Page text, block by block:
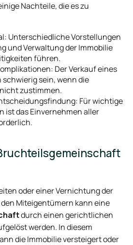
Nachteile, die es zu
Unterschiedliche Vorstellungen
und Verwaltung der Immobilie
führen.
Der Verkauf eines
sein, wenn die
zustimmen.
Für wichtige
ist das Einvernehmen aller
oder einer Vernichtung der
Miteigentümern kann eine
durch einen gerichtlichen
werden. In diesem
dieImmobilieversteigert oder